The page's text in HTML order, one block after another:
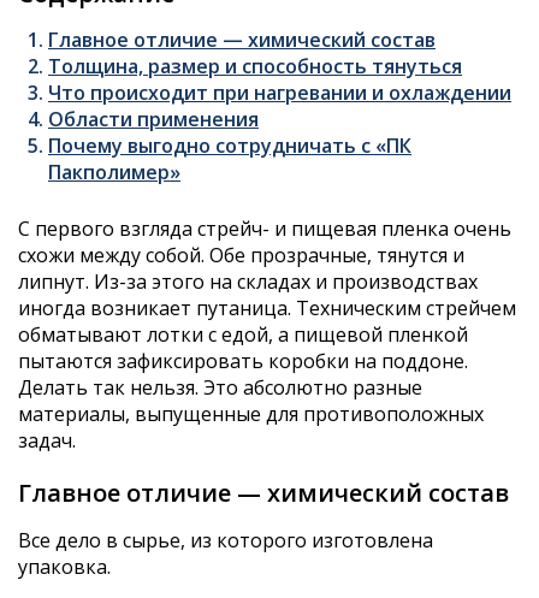
Главное отличие — химический состав
Толщина, размер и способность тянуться
Что происходит при нагревании и охлаждении
Области применения
Почему выгодно сотрудничать с «ПК
Пакполимер»
С первого взгляда стрейч- и пищевая пленка очень
схожи между собой. Обе прозрачные, тянутся и
липнут. Из-за этого на складах и производствах
иногда возникает путаница. Техническим стрейчем
обматывают лотки с едой, а пищевой пленкой
пытаются зафиксировать коробки на поддоне.
Делать так нельзя. Это абсолютно разные
материалы, выпущенные для противоположных
задач.
Главное отличие — химический состав
Все дело в сырье, из которого изготовлена
упаковка.